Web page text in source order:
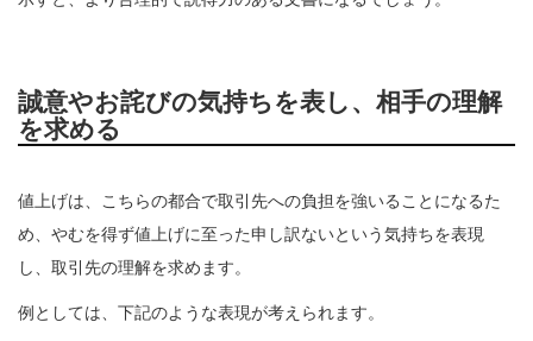
誠意やお詫びの気持ちを表し、相手の理解
を求める
値上げは、こちらの都合で取引先への負担を強いることになるた
め、やむを得ず値上げに至った申し訳ないという気持ちを表現
し、取引先の理解を求めます。
例としては、下記のような表現が考えられます。